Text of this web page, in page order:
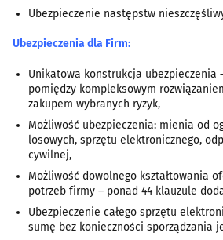
Ubezpieczenie następstw
Ubezpieczenia dla Firm:
Unikatowa konstrukcja ubezpieczenia
pomiędzy kompleksowym
zakupem wybranych ryzyk,
Możliwość ubezpieczenia: mienia od
losowych, sprzętu elektronicznego,
cywilnej,
Możliwość dowolnego kształtowania
potrzeb firmy – ponad 44 klauzule
Ubezpieczenie całego sprzętu
sumę bez konieczności sporządzania